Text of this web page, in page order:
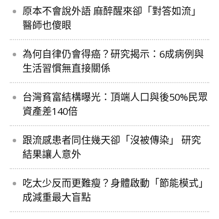
原本不會說外語 麻醉醒來卻「對答如流」
醫師也傻眼
為何自律仍會得癌？研究揭示：6成病例與
生活習慣無直接關係
台灣貧富結構曝光：頂端人口與後50%民眾
資產差140倍
跟流感患者同住幾天卻「沒被傳染」 研究
結果讓人意外
吃太少反而更難瘦？身體啟動「節能模式」
成減重最大盲點